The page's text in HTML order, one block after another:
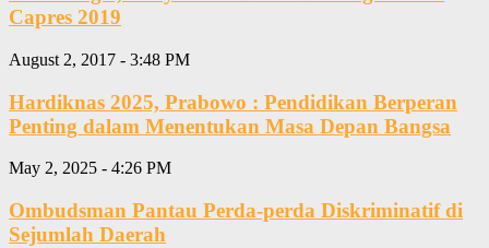
Capres 2019
August 2, 2017 - 3:48 PM
Hardiknas 2025, Prabowo : Pendidikan Berperan
Penting dalam Menentukan Masa Depan Bangsa
May 2, 2025 - 4:26 PM
Ombudsman Pantau Perda-perda Diskriminatif di
Sejumlah Daerah